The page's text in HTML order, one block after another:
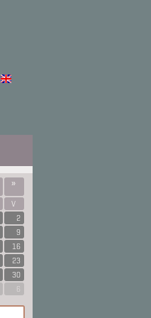
»
V
2
9
16
23
30
6